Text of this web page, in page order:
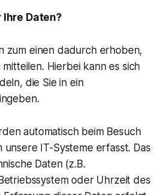
Daten?
zum einen dadurch erhoben,
mitteilen. Hierbei kann es sich
die Sie in ein
automatisch beim Besuch
IT-Systeme erfasst. Das
Daten (z.B.
oder Uhrzeit des